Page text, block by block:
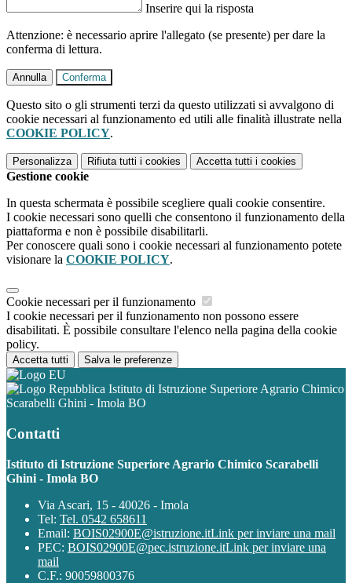
Inserire qui la risposta
Attenzione: è necessario aprire l'allegato (se presente) per dare la
conferma di lettura.
Annulla Conferma
Questo sito o gli strumenti terzi da questo utilizzati si avvalgono di
cookie necessari al funzionamento ed utili alle finalità illustrate nella
COOKIE POLICY.
Personalizza Rifiuta tutti i cookies Accetta tutti i cookies
Gestione cookie
In questa schermata è possibile scegliere quali cookie consentire.
I cookie necessari sono quelli che consentono il funzionamento della
piattaforma e non è possibile disabilitarli.
Per conoscere quali sono i cookie necessari al funzionamento potete
visionare la COOKIE POLICY.
Cookie necessari per il funzionamento
I cookie necessari per il funzionamento non possono essere
disabilitati. È possibile consultare l'elenco nella pagina della cookie
policy.
Accetta tutti Salva le preferenze
Istituto di Istruzione Superiore Agrario Chimico
Scarabelli Ghini - Imola BO
Contatti
Istituto di Istruzione Superiore Agrario Chimico Scarabelli
Ghini - Imola BO
Via Ascari, 15 - 40026 - Imola
Tel: Tel. 0542 658611
Email: BOIS02900E@istruzione.itLink per inviare una mail
PEC: BOIS02900E@pec.istruzione.itLink per inviare una
mail
C.F.: 90059800376